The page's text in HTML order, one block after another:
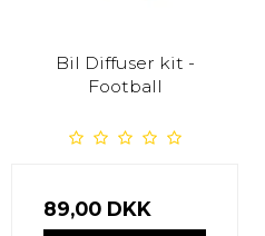
Bil Diffuser kit -
Football
89,00 DKK